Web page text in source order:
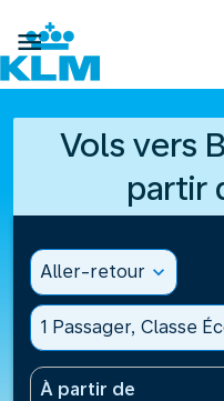

Vols vers
partir
Aller-retour expand_more
1 Passager, Classe
À partir de